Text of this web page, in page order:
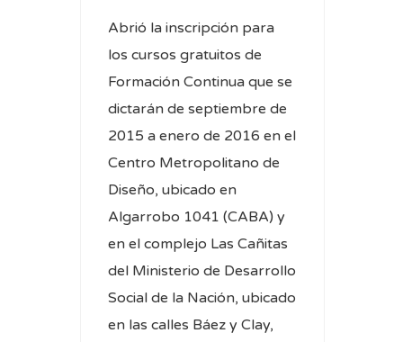
Abrió la inscripción para
los cursos gratuitos de
Formación Continua que se
dictarán de septiembre de
2015 a enero de 2016 en el
Centro Metropolitano de
Diseño, ubicado en
Algarrobo 1041 (CABA) y
en el complejo Las Cañitas
del Ministerio de Desarrollo
Social de la Nación, ubicado
en las calles Báez y Clay,